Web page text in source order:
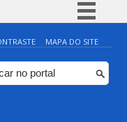
Simplifique!
Comunica BR
Participe
MAPA DO SITE